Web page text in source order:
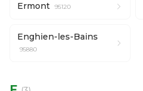
Ermont 95120
Enghien-les-Bains
95880